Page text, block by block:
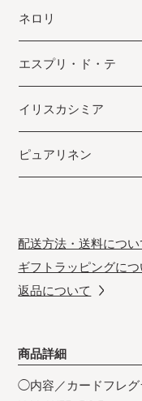
ネロリ
エスプリ・ド・テ
イリスカシミア
ピュアリネン
配送方法・送料につい
ギフトラッピングにつ
返品について
商品詳細
◯内容／カードフレ